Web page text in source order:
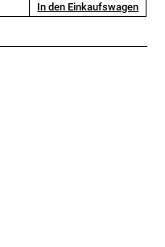
In den Einkaufswagen